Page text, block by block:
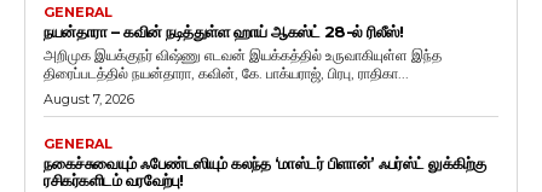
GENERAL
நயன்தாரா – கவின் நடித்துள்ள ஹாய் ஆகஸ்ட் 28-ல் ரிலீஸ்!
அறிமுக இயக்குநர் விஷ்ணு எடவன் இயக்கத்தில் உருவாகியுள்ள இந்த
திரைப்படத்தில் நயன்தாரா, கவின், கே. பாக்யராஜ், பிரபு, ராதிகா...
August 7, 2026
GENERAL
நகைச்சுவையும் ஃபேண்டஸியும் கலந்த ‘மாஸ்டர் பிளான்’ ஃபர்ஸ்ட் லுக்கிற்கு
ரசிகர்களிடம் வரவேற்பு!